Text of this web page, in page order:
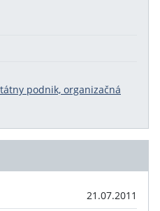
podnik, organizačná
21.07.2011